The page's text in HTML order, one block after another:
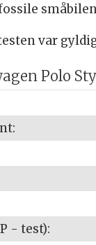
fossile
var
Polo
- test):